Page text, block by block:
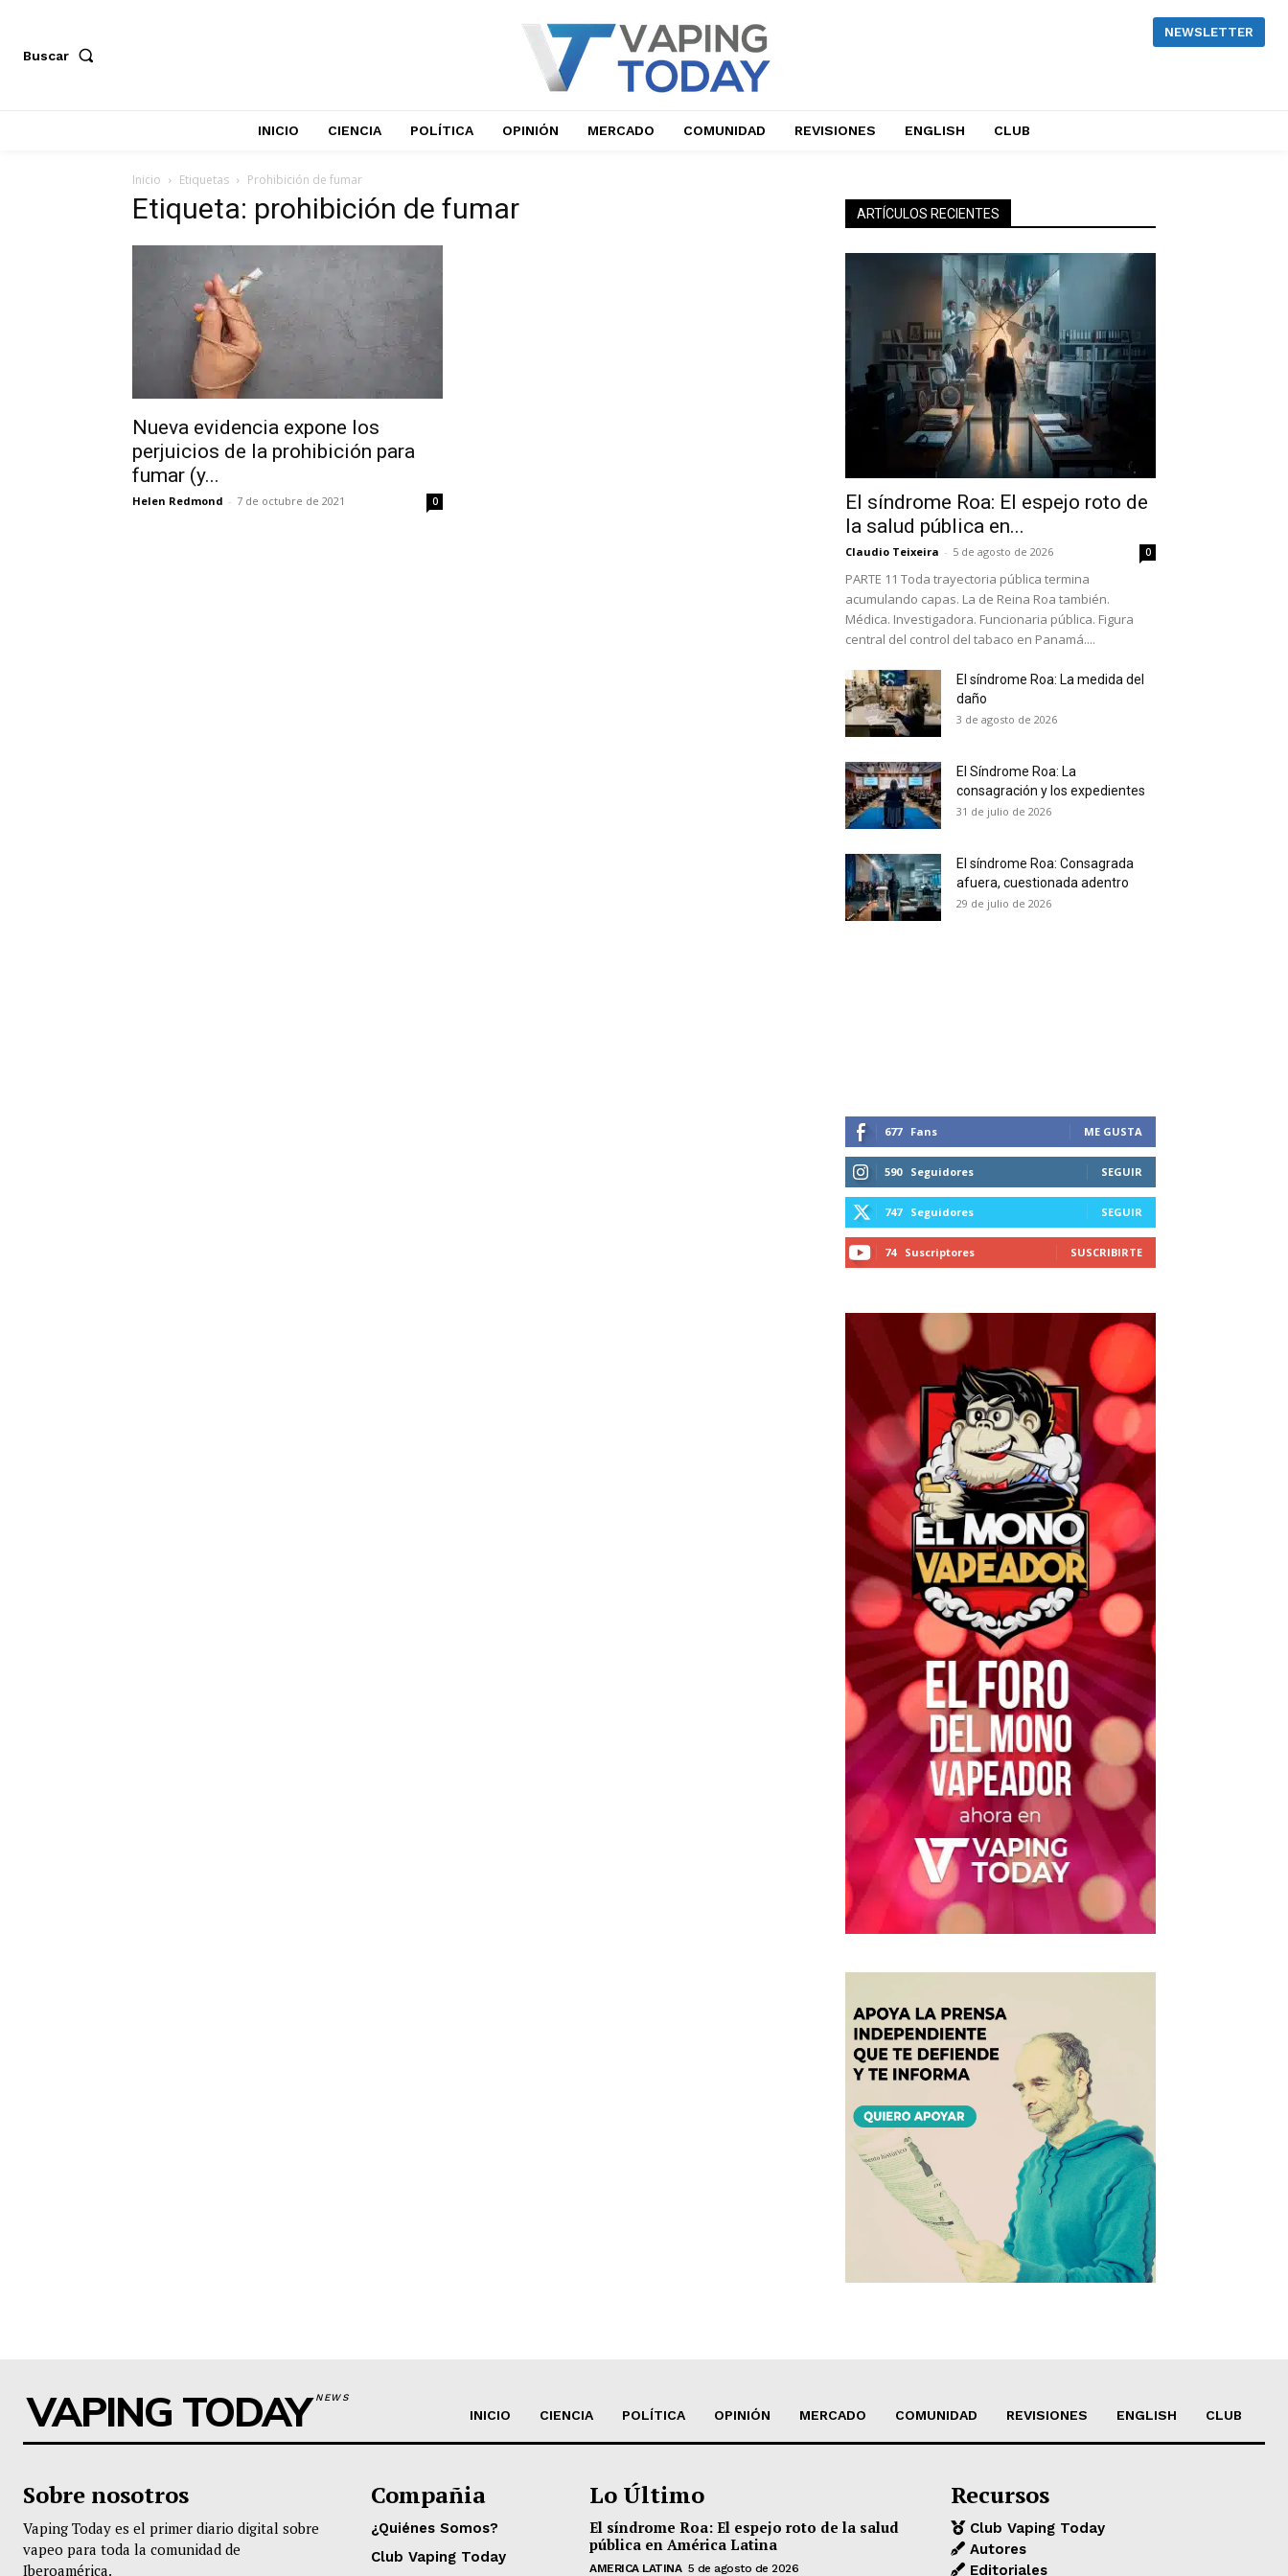
No te pierdas de las últimas
Suscríbete a nuestro boletín diario y recibe todas las
noticias del vapeo y la reducción de daños en tu correo
Subscribe to our daily clipping and receive all the news
of vaping and tobacco harm reduction in your email.
Buscar
NEWSLETTER
INICIO CIENCIA POLÍTICA OPINIÓN MERCADO COMUNIDAD REVISIONES ENGLISH CLUB
Inicio Etiquetas Prohibición de fumar
Etiqueta: prohibición de fumar
Nueva evidencia expone los
perjuicios de la prohibición para
fumar (y...
Helen Redmond - 7 de octubre de 2021 0
ARTÍCULOS RECIENTES
El síndrome Roa: El espejo roto de
la salud pública en...
Claudio Teixeira - 5 de agosto de 2026 0
PARTE 11 Toda trayectoria pública termina
acumulando capas. La de Reina Roa también.
Médica. Investigadora. Funcionaria pública. Figura
central del control del tabaco en Panamá....
El síndrome Roa: La medida del
daño
3 de agosto de 2026
El Síndrome Roa: La
consagración y los expedientes
31 de julio de 2026
El síndrome Roa: Consagrada
afuera, cuestionada adentro
29 de julio de 2026
677 Fans ME GUSTA
590 Seguidores SEGUIR
747 Seguidores SEGUIR
74 Suscriptores SUSCRIBIRTE
VAPING TODAYNEWS
INICIO CIENCIA POLÍTICA OPINIÓN MERCADO COMUNIDAD REVISIONES ENGLISH CLUB
Sobre nosotros
Vaping Today es el primer diario digital sobre
vapeo para toda la comunidad de
Iberoamérica.
Compañia
¿Quiénes Somos?
Club Vaping Today
Lo Último
El síndrome Roa: El espejo roto de la salud
pública en América Latina
AMERICA LATINA 5 de agosto de 2026
Recursos
Club Vaping Today
Autores
Editoriales